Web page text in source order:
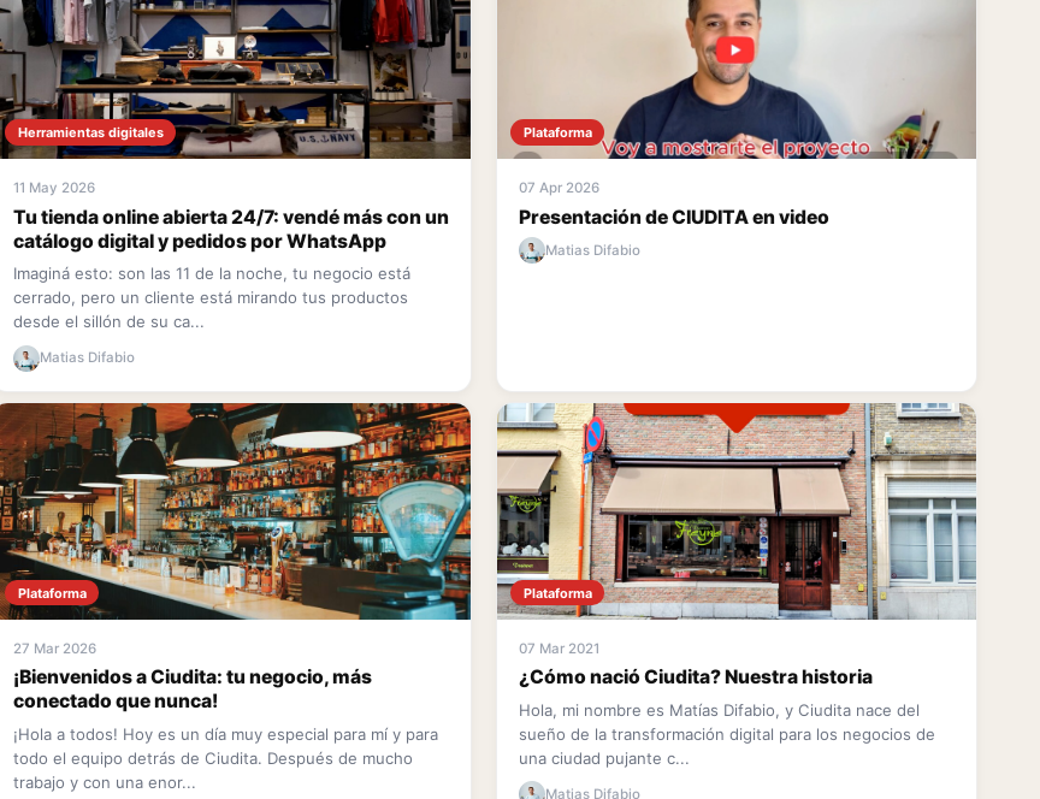
Herramientas digitales
11 May 2026
Tu tienda online abierta 24/7: vendé más con un
catálogo digital y pedidos por WhatsApp
Imaginá esto: son las 11 de la noche, tu negocio está
cerrado, pero un cliente está mirando tus productos
desde el sillón de su ca...
Matias Difabio
Plataforma
07 Apr 2026
Presentación de CIUDITA en video
Matias Difabio
Plataforma
27 Mar 2026
¡Bienvenidos a Ciudita: tu negocio, más
conectado que nunca!
¡Hola a todos! Hoy es un día muy especial para mí y para
todo el equipo detrás de Ciudita. Después de mucho
trabajo y con una enor...
Plataforma
07 Mar 2021
¿Cómo nació Ciudita? Nuestra historia
Hola, mi nombre es Matías Difabio, y Ciudita nace del
sueño de la transformación digital para los negocios de
una ciudad pujante c...
Matias Difabio